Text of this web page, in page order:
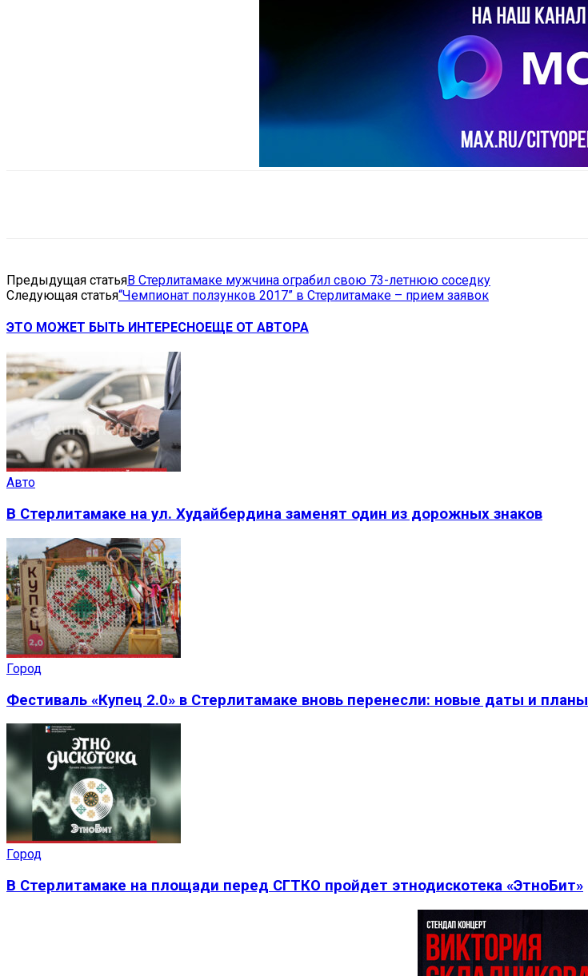
Предыдущая статьяВ Стерлитамаке мужчина ограбил свою 73-летнюю соседку
Следующая статья“Чемпионат ползунков 2017” в Стерлитамаке – прием заявок
ЭТО МОЖЕТ БЫТЬ ИНТЕРЕСНОЕЩЕ ОТ АВТОРА
Авто
В Стерлитамаке на ул. Худайбердина заменят один из дорожных знаков
Город
Фестиваль «Купец 2.0» в Стерлитамаке вновь перенесли: новые даты и планы
Город
В Стерлитамаке на площади перед СГТКО пройдет этнодискотека «ЭтноБит»